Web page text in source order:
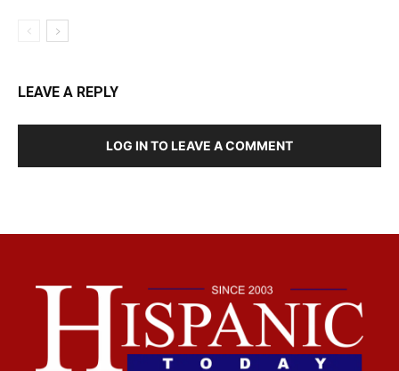
LEAVE A REPLY
LOG IN TO LEAVE A COMMENT